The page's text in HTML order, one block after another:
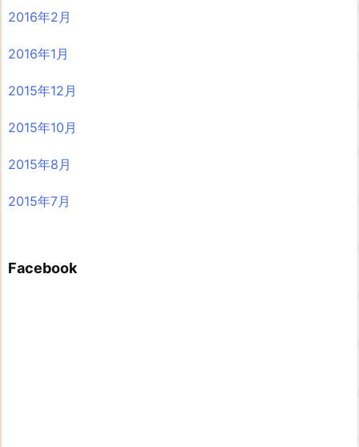
2016年2月
2016年1月
2015年12月
2015年10月
2015年8月
2015年7月
Facebook